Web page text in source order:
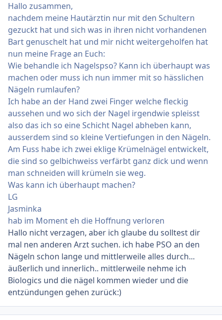
Hallo zusammen,
nachdem meine Hautärztin nur mit den Schultern
gezuckt hat und sich was in ihren nicht vorhandenen
Bart genuschelt hat und mir nicht weitergeholfen hat
nun meine Frage an Euch:
Wie behandle ich Nagelspso? Kann ich überhaupt was
machen oder muss ich nun immer mit so hässlichen
Nägeln rumlaufen?
Ich habe an der Hand zwei Finger welche fleckig
aussehen und wo sich der Nagel irgendwie spleisst
also das ich so eine Schicht Nagel abheben kann,
ausserdem sind so kleine Vertiefungen in den Nägeln.
Am Fuss habe ich zwei eklige Krümelnägel entwickelt,
die sind so gelbichweiss verfärbt ganz dick und wenn
man schneiden will krümeln sie weg.
Was kann ich überhaupt machen?
LG
Jasminka
hab im Moment eh die Hoffnung verloren
Hallo nicht verzagen, aber ich glaube du solltest dir
mal nen anderen Arzt suchen. ich habe PSO an den
Nägeln schon lange und mittlerweile alles durch...
äußerlich und innerlich.. mittlerweile nehme ich
Biologics und die nägel kommen wieder und die
entzündungen gehen zurück:)